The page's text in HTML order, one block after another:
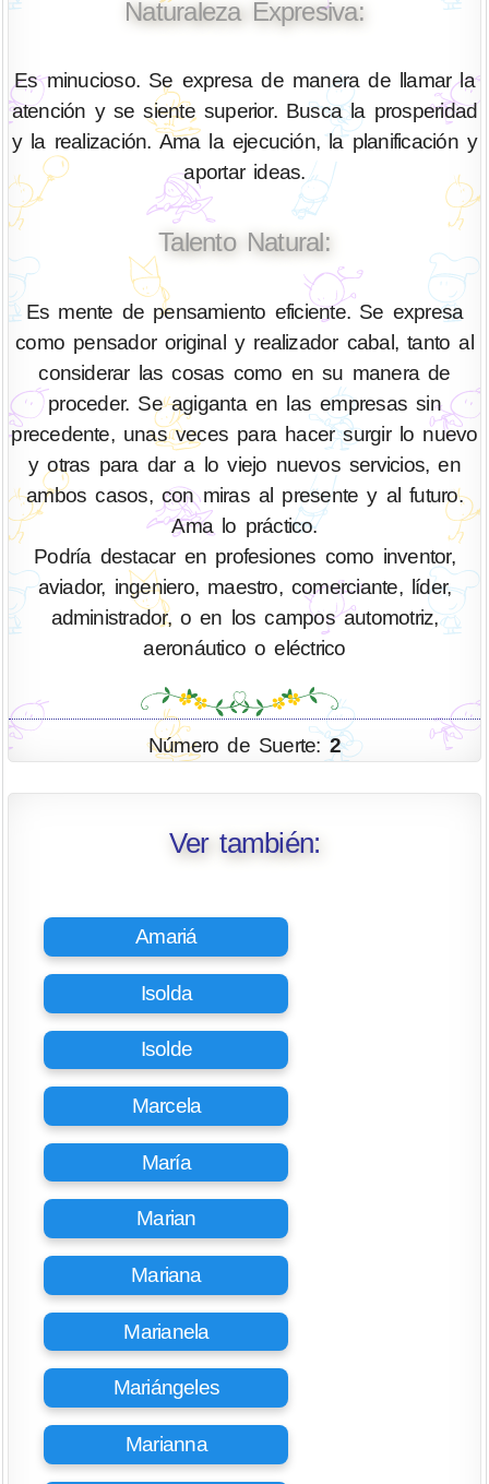
Naturaleza Expresiva:
Es minucioso. Se expresa de manera de llamar la
atención y se siente superior. Busca la prosperidad
y la realización. Ama la ejecución, la planificación y
aportar ideas.
Talento Natural:
Es mente de pensamiento eficiente. Se expresa
como pensador original y realizador cabal, tanto al
considerar las cosas como en su manera de
proceder. Se agiganta en las empresas sin
precedente, unas veces para hacer surgir lo nuevo
y otras para dar a lo viejo nuevos servicios, en
ambos casos, con miras al presente y al futuro.
Ama lo práctico.
Podría destacar en profesiones como inventor,
aviador, ingeniero, maestro, comerciante, líder,
administrador, o en los campos automotriz,
aeronáutico o eléctrico
Número de Suerte:2
Ver también:
Amariá
Isolda
Isolde
Marcela
María
Marian
Mariana
Marianela
Mariángeles
Marianna